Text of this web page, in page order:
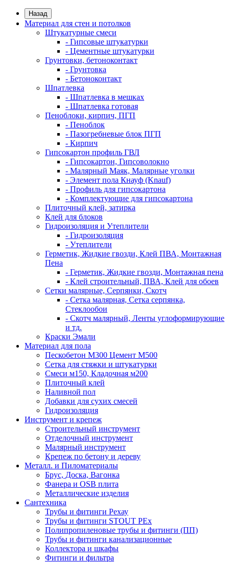
Назад
Материал для стен и потолков
Штукатурные смеси
- Гипсовые штукатурки
- Цементные штукатурки
Грунтовки, бетоноконтакт
- Грунтовка
- Бетоноконтакт
Шпатлевка
- Шпатлевка в мешках
- Шпатлевка готовая
Пеноблоки, кирпич, ПГП
- Пеноблок
- Пазогребневые блок ПГП
- Кирпич
Гипсокартон профиль ГВЛ
- Гипсокартон, Гипсоволокно
- Малярный Маяк, Малярные уголки
- Элемент пола Кнауф (Knauf)
- Профиль для гипсокартона
- Комплектующие для гипсокартона
Плиточный клей, затирка
Клей для блоков
Гидроизоляция и Утеплители
- Гидроизоляция
- Утеплители
Герметик, Жидкие гвозди, Клей ПВА, Монтажная
Пена
- Герметик, Жидкие гвозди, Монтажная пена
- Клей строительный, ПВА, Клей для обоев
Сетки малярные, Серпянки, Скотч
- Сетка малярная, Сетка серпянка,
Стеклообои
- Скотч малярный, Ленты углоформирующие
и тд.
Краски Эмали
Материал для пола
Пескобетон М300 Цемент М500
Сетка для стяжки и штукатурки
Смеси м150, Кладочная м200
Плиточный клей
Наливной пол
Добавки для сухих смесей
Гидроизоляция
Инструмент и крепеж
Строительный инструмент
Отделочный инструмент
Малярный инструмент
Крепеж по бетону и дереву
Металл. и Пиломатериалы
Брус, Доска, Вагонка
Фанера и OSB плита
Металлические изделия
Сантехника
Трубы и фитинги Рехау
Трубы и фитинги STOUT PEx
Полипропиленовые трубы и фитинги (ПП)
Трубы и фитинги канализационные
Коллектора и шкафы
Фитинги и фильтра